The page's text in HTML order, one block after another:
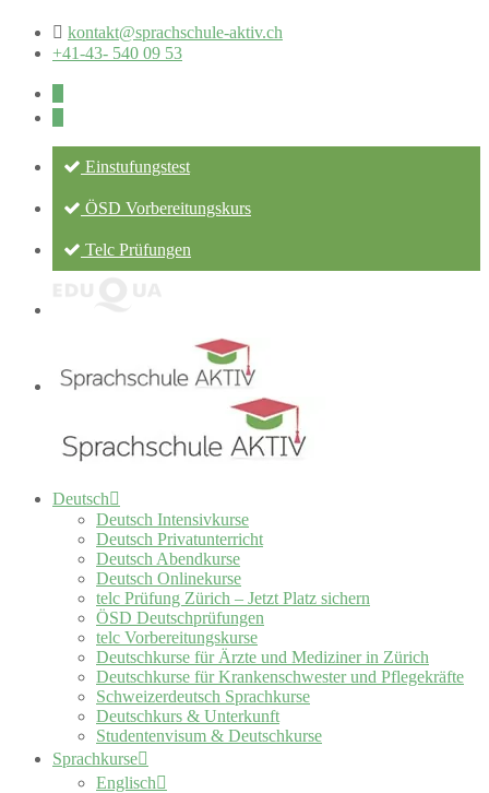
kontakt@sprachschule-aktiv.ch
+41-43- 540 09 53
Einstufungstest
ÖSD Vorbereitungskurs
Telc Prüfungen
Deutsch
Deutsch Intensivkurse
Deutsch Privatunterricht
Deutsch Abendkurse
Deutsch Onlinekurse
telc Prüfung Zürich – Jetzt Platz sichern
ÖSD Deutschprüfungen
telc Vorbereitungskurse
Deutschkurse für Ärzte und Mediziner in Zürich
Deutschkurse für Krankenschwester und Pflegekräfte
Schweizerdeutsch Sprachkurse
Deutschkurs & Unterkunft
Studentenvisum & Deutschkurse
Sprachkurse
Englisch